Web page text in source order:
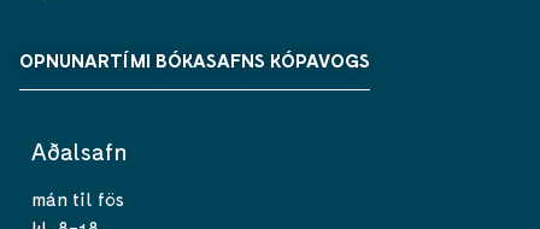
OPNUNARTÍMI BÓKASAFNS KÓPAVOGS
Aðalsafn
mán til fös